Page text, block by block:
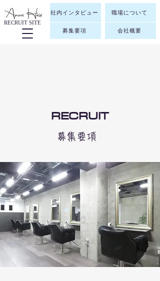
RECRUIT SITE
社内インタビュー
募集要項
職場について
会社概要
RECRUIT
​募集要項